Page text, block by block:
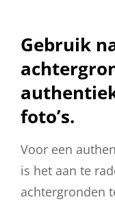
Gebruik
foto’s.
Voor een
is het aan te
achtergronden